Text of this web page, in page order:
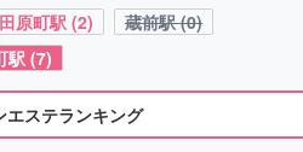
田原町駅 (2)
蔵前駅 (0)
駅 (7)
エステランキング